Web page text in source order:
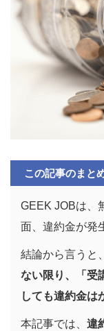
この記事のまと
GEEK JOBは、
面、違約金が発
結論から言うと、
ない限り、「受
しても違約金は
本記事では、 違